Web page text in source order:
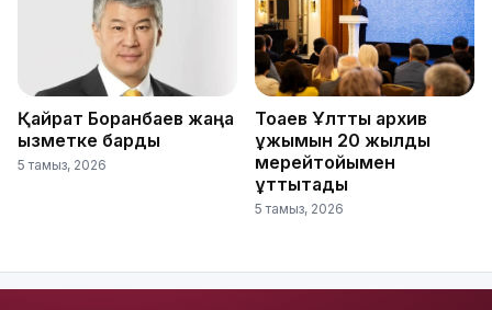
Қайрат Боранбаев жаңа
қызметке барды
5 тамыз, 2026
Тоқаев Ұлттық архив
ұжымын 20 жылдық
мерейтойымен
құттықтады
5 тамыз, 2026